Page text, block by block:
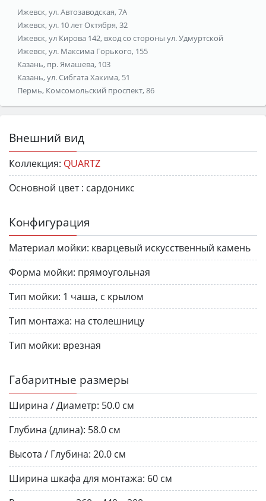
Ижевск, ул. Автозаводская, 7А
Ижевск, ул. 10 лет Октября, 32
Ижевск, ул Кирова 142, вход со стороны ул. Удмуртской
Ижевск, ул. Максима Горького, 155
Казань, пр. Ямашева, 103
Казань, ул. Сибгата Хакима, 51
Пермь, Комсомольский проспект, 86
Внешний вид
Коллекция: QUARTZ
Основной цвет : сардоникс
Конфигурация
Материал мойки: кварцевый искусственный камень
Форма мойки: прямоугольная
Тип мойки: 1 чаша, с крылом
Тип монтажа: на столешницу
Тип мойки: врезная
Габаритные размеры
Ширина / Диаметр: 50.0 см
Глубина (длина): 58.0 см
Высота / Глубина: 20.0 см
Ширина шкафа для монтажа: 60 см